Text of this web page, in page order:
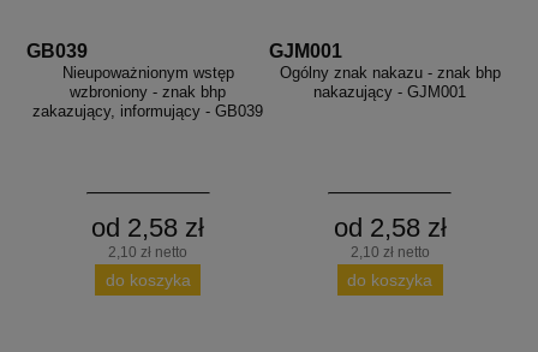
GB039
Nieupoważnionym wstęp
wzbroniony - znak bhp
zakazujący, informujący - GB039
od 2,58 zł
2,10 zł netto
do koszyka
GJM001
Ogólny znak nakazu - znak bhp
nakazujący - GJM001
od 2,58 zł
2,10 zł netto
do koszyka